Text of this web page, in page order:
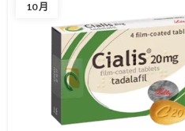
10 月